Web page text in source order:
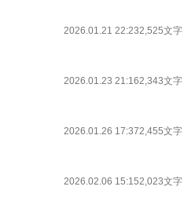
2026.01.21 22:232,525文字
2026.01.23 21:162,343文字
2026.01.26 17:372,455文字
2026.02.06 15:152,023文字